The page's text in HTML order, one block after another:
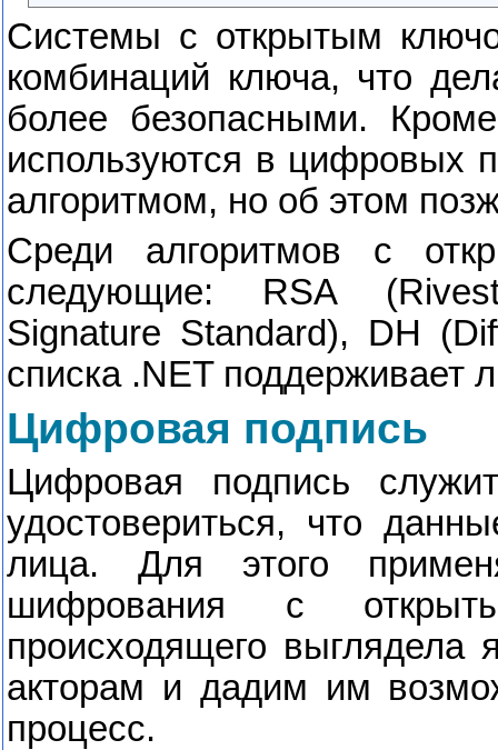
Системы с открытым
комбинаций ключа, что
более безопасными.
используются в цифровых
алгоритмом, но об этом
Среди алгоритмов с
следующие: RSA(
Signature Standard), DH (
списка .NET поддерживает
Цифровая подпись
Цифровая подпись
удостовериться, что
лица. Для этого
шифрования с
происходящего
акторам и дадим им
процесс.